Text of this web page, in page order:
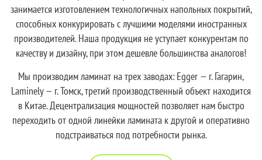
занимается изготовлением технологичных напольных покрытий,
способных конкурировать с лучшими моделями иностранных
производителей. Наша продукция не уступает конкурентам по
качеству и дизайну, при этом дешевле большинства аналогов!
Мы производим ламинат на трех заводах: Egger — г. Гагарин,
Laminely — г. Томск, третий производственный объект находится
в Китае. Децентрализация мощностей позволяет нам быстро
переходить от одной линейки ламината к другой и оперативно
подстраиваться под потребности рынка.